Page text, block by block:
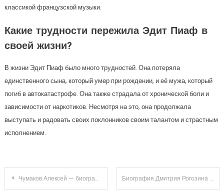
классикой французской музыки.
Какие трудности пережила Эдит Пиаф в
своей жизни?
В жизни Эдит Пиаф было много трудностей. Она потеряла
единственного сына, который умер при рождении, и её мужа, который
погиб в автокатастрофе. Она также страдала от хронической боли и
зависимости от наркотиков. Несмотря на это, она продолжала
выступать и радовать своих поклонников своим талантом и страстным
исполнением.
Навигация
Чумаков Алексей — биография и достижения Википедия Биография Дмитрия Рогозина на Википедии — детство, образование, карьера и достижения